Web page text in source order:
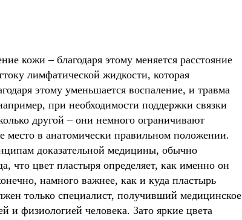
кожи – благодаря этому меняется расстояние
лимфатической жидкости, которая
этому уменьшается воспаление, и травма
при необходимости поддержки связки
другой – они немного ограничивают
в анатомически правильном положении.
доказательной медицины, обычно
что цвет пластыря определяет, как именно он
намного важнее, как и куда пластырь
только специалист, получивший медицинское
и физиологией человека. Зато яркие цвета